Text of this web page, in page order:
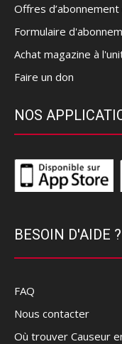
Offres d’abonnement
Formulaire
Achat magazine à
Faire un don
NOS
BESOIN D'AIDE ?
FAQ
Nous contacter
Où trouver Causeur